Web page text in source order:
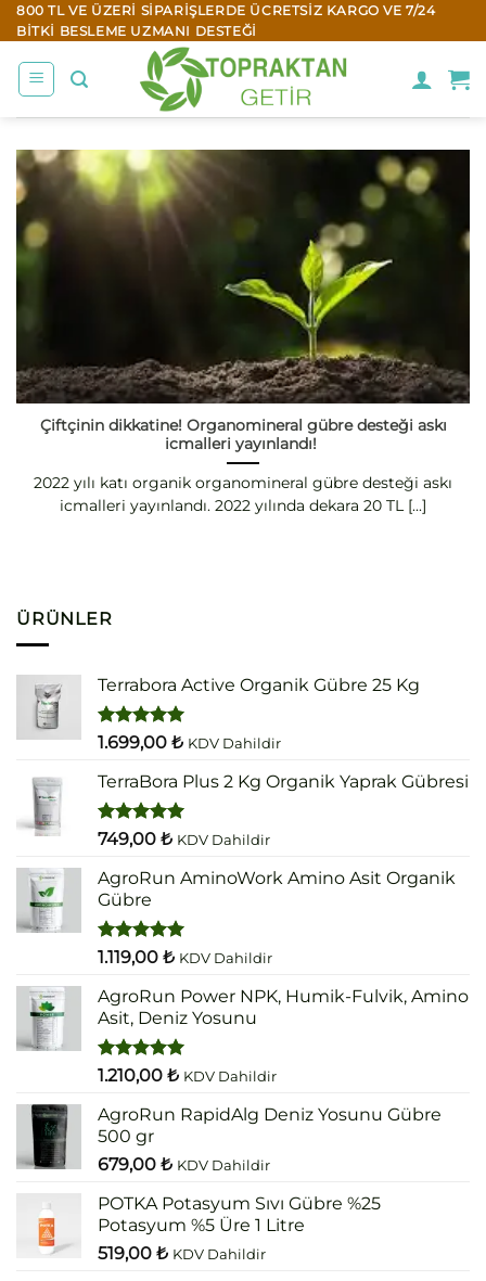
İçeriğe
atla
800 TL VE ÜZERI SIPARIŞLERDE ÜCRETSIZ KARGO VE 7/24
BITKI BESLEME UZMANI DESTEĞI
Çiftçinin dikkatine! Organomineral gübre desteği askı
icmalleri yayınlandı!
2022 yılı katı organik organomineral gübre desteği askı
icmalleri yayınlandı. 2022 yılında dekara 20 TL [...]
ÜRÜNLER
Terrabora Active Organik Gübre 25 Kg
5 üzerinden
oy
aldı
1.699,00 ₺ KDV Dahildir
TerraBora Plus 2 Kg Organik Yaprak Gübresi
5 üzerinden
oy
aldı
749,00 ₺ KDV Dahildir
AgroRun AminoWork Amino Asit Organik
Gübre
5 üzerinden
oy
aldı
1.119,00 ₺ KDV Dahildir
AgroRun Power NPK, Humik-Fulvik, Amino
Asit, Deniz Yosunu
5 üzerinden
oy
aldı
1.210,00 ₺ KDV Dahildir
AgroRun RapidAlg Deniz Yosunu Gübre
500 gr
679,00 ₺ KDV Dahildir
POTKA Potasyum Sıvı Gübre %25
Potasyum %5 Üre 1 Litre
519,00 ₺ KDV Dahildir